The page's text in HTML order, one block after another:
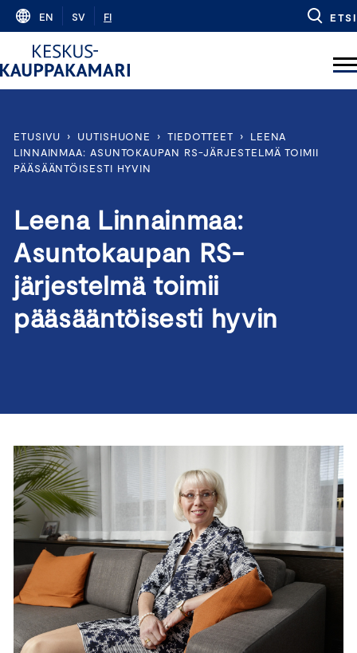
Skip
content
EN SV FI ETSI
ETUSIVU › UUTISHUONE › TIEDOTTEET ›
LEENA
LINNAINMAA: ASUNTOKAUPAN RS-JÄRJESTELMÄ TOIMII
PÄÄSÄÄNTÖISESTI HYVIN
Leena Linnainmaa:
Asuntokaupan RS-
järjestelmä toimii
pääsääntöisesti hyvin